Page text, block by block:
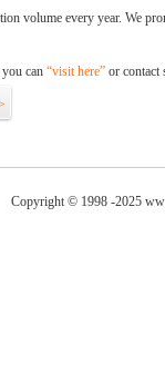
volume every year. We
can “visit here” or contact
Copyright © 1998 -2025